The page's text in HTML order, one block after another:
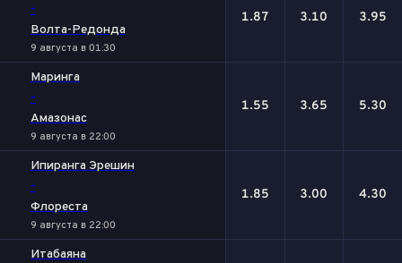
-
Волта-Редонда
9 августа в 01:30
1.87 3.10 3.95
Маринга
-
Амазонас
9 августа в 22:00
1.55 3.65 5.30
Ипиранга Эрешин
-
Флореста
9 августа в 22:00
1.85 3.00 4.30
Итабаяна